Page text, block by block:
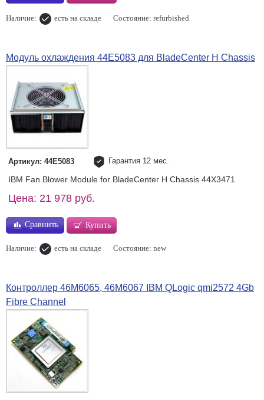
Наличие: есть на складе Состояние: refurbished
Модуль охлаждения 44E5083 для BladeCenter H Chassis
Артикул: 44E5083 Гарантия 12 мес.
IBM Fan Blower Module for BladeCenter H Chassis 44X3471
Цена: 21 978 руб.
Сравнить Купить
Наличие: есть на складе Состояние: new
Контроллер 46M6065, 46M6067 IBM QLogic qmi2572 4Gb
Fibre Channel